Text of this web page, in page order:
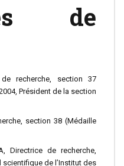
de
de recherche, section 37
Président de la section
section 38 (Médaille
Directrice de recherche,
de l’Institut des